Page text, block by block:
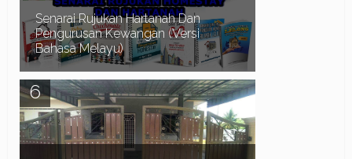
di negeri...
Senarai Rujukan Hartanah Dan
Pengurusan Kewangan (Versi
Bahasa Melayu)
Assalamualaikum dan Salam Sejahtera.. Terlebih
dahulu kami ingin mengucapkan selamat datang
ke Blog Myhomestay4u.net dan terima kasih ker...